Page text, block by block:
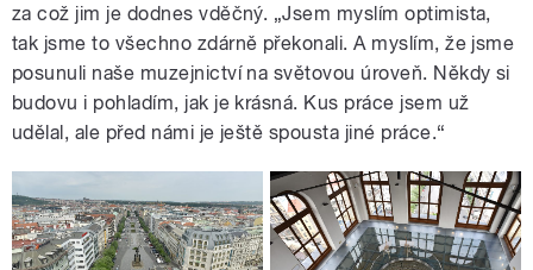
za což jim je dodnes vděčný. „Jsem myslím optimista,
tak jsme to všechno zdárně překonali. A myslím, že jsme
posunuli naše muzejnictví na světovou úroveň. Někdy si
budovu i pohladím, jak je krásná. Kus práce jsem už
udělal, ale před námi je ještě spousta jiné práce.“